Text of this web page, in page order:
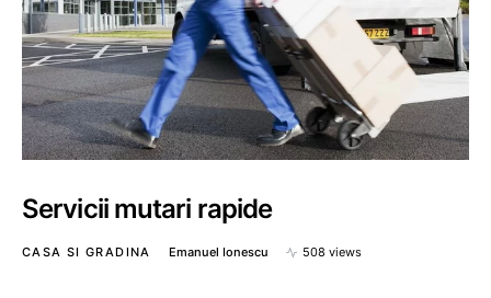
Servicii mutari rapide
CASA SI GRADINA Emanuel Ionescu 508 views